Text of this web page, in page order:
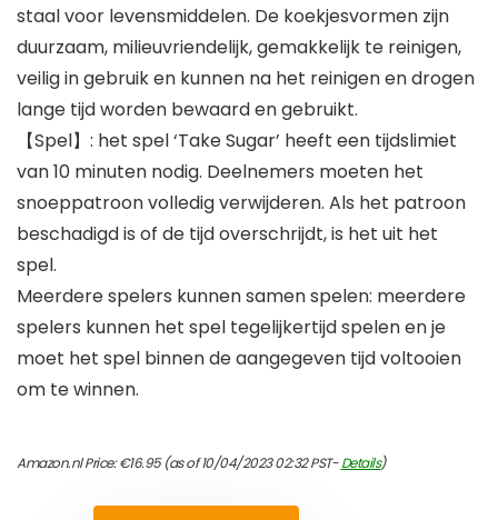
staal voor levensmiddelen. De koekjesvormen zijn
duurzaam, milieuvriendelijk, gemakkelijk te reinigen,
veilig in gebruik en kunnen na het reinigen en drogen
lange tijd worden bewaard en gebruikt.
【Spel】: het spel ‘Take Sugar’ heeft een tijdslimiet
van 10 minuten nodig. Deelnemers moeten het
snoeppatroon volledig verwijderen. Als het patroon
beschadigd is of de tijd overschrijdt, is het uit het
spel.
Meerdere spelers kunnen samen spelen: meerdere
spelers kunnen het spel tegelijkertijd spelen en je
moet het spel binnen de aangegeven tijd voltooien
om te winnen.
Amazon.nl Price:€16.95(as of 10/04/2023 02:32 PST-Details)